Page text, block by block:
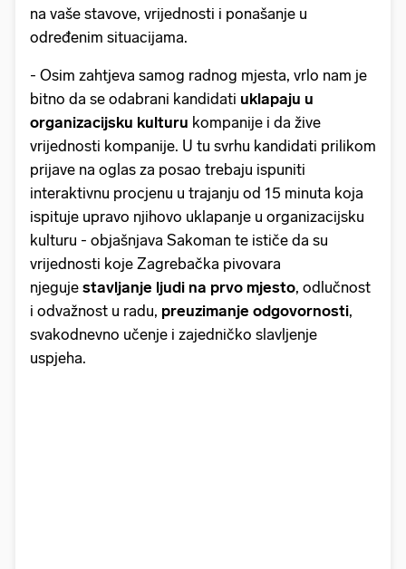
na vaše stavove, vrijednosti i ponašanje u
određenim situacijama.
- Osim zahtjeva samog radnog mjesta, vrlo nam je
bitno da se odabrani kandidati uklapaju u
organizacijsku kulturu kompanije i da žive
vrijednosti kompanije. U tu svrhu kandidati prilikom
prijave na oglas za posao trebaju ispuniti
interaktivnu procjenu u trajanju od 15 minuta koja
ispituje upravo njihovo uklapanje u organizacijsku
kulturu - objašnjava Sakoman te ističe da su
vrijednosti koje Zagrebačka pivovara
njeguje stavljanje ljudi na prvo mjesto, odlučnost
i odvažnost u radu, preuzimanje odgovornosti,
svakodnevno učenje i zajedničko slavljenje
uspjeha.